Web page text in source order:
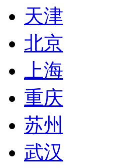
天津
北京
上海
重庆
苏州
武汉